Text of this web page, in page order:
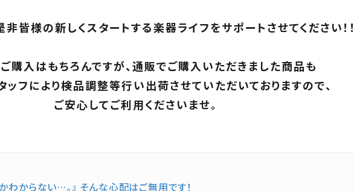
皆様の新しくスタートする楽器ライフをサポートさせてください！！
購入はもちろんですが、通販でご購入いただきました商品も
ッフにより検品調整等行い出荷させていただいておりますので、
ご安心してご利用くださいませ。
からない…。』 そんな心配はご無用です！